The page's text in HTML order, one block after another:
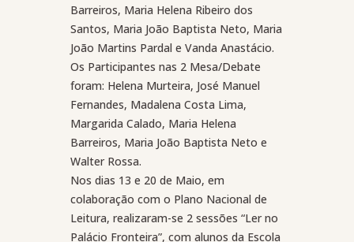
Barreiros, Maria Helena Ribeiro dos
Santos, Maria João Baptista Neto, Maria
João Martins Pardal e Vanda Anastácio.
Os Participantes nas 2 Mesa/Debate
foram: Helena Murteira, José Manuel
Fernandes, Madalena Costa Lima,
Margarida Calado, Maria Helena
Barreiros, Maria João Baptista Neto e
Walter Rossa.
Nos dias 13 e 20 de Maio, em
colaboração com o Plano Nacional de
Leitura, realizaram-se 2 sessões “Ler no
Palácio Fronteira”, com alunos da Escola